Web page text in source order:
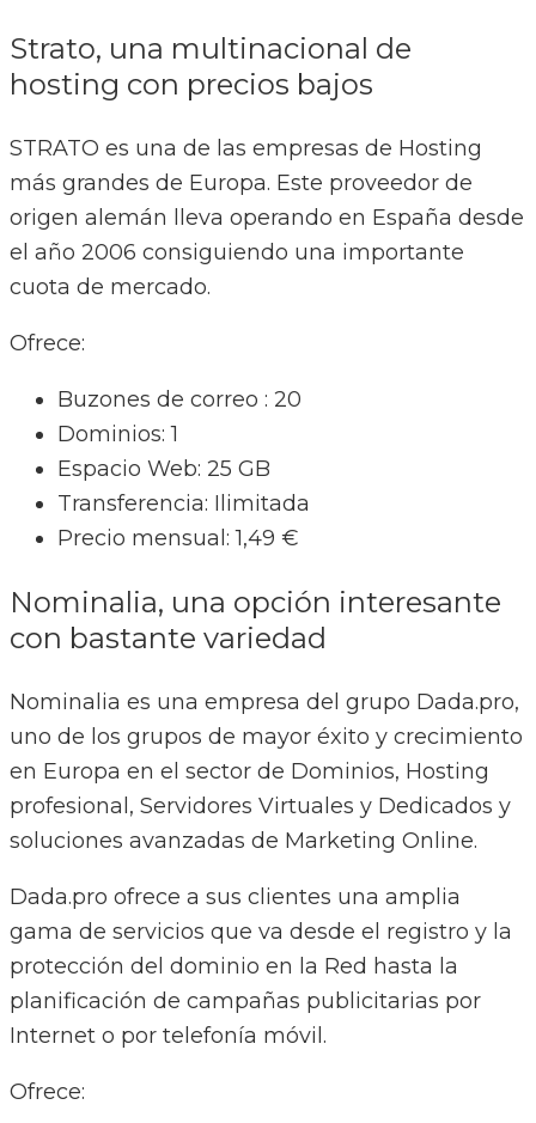
Strato, una multinacional de
hosting con precios bajos
STRATO es una de las empresas de Hosting
más grandes de Europa. Este proveedor de
origen alemán lleva operando en España desde
el año 2006 consiguiendo una importante
cuota de mercado.
Ofrece:
Buzones de correo : 20
Dominios: 1
Espacio Web: 25 GB
Transferencia: Ilimitada
Precio mensual: 1,49 €
Nominalia, una opción interesante
con bastante variedad
Nominalia es una empresa del grupo Dada.pro,
uno de los grupos de mayor éxito y crecimiento
en Europa en el sector de Dominios, Hosting
profesional, Servidores Virtuales y Dedicados y
soluciones avanzadas de Marketing Online.
Dada.pro ofrece a sus clientes una amplia
gama de servicios que va desde el registro y la
protección del dominio en la Red hasta la
planificación de campañas publicitarias por
Internet o por telefonía móvil.
Ofrece: